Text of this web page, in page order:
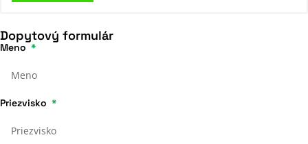
Dopytový formulár
Meno
Priezvisko